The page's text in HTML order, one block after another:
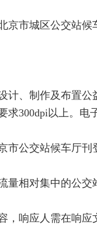
市城区公交站候
制作及布置公益
求300dpi以上。
公交站候车厅刊
对集中的公交
响应人需在响应